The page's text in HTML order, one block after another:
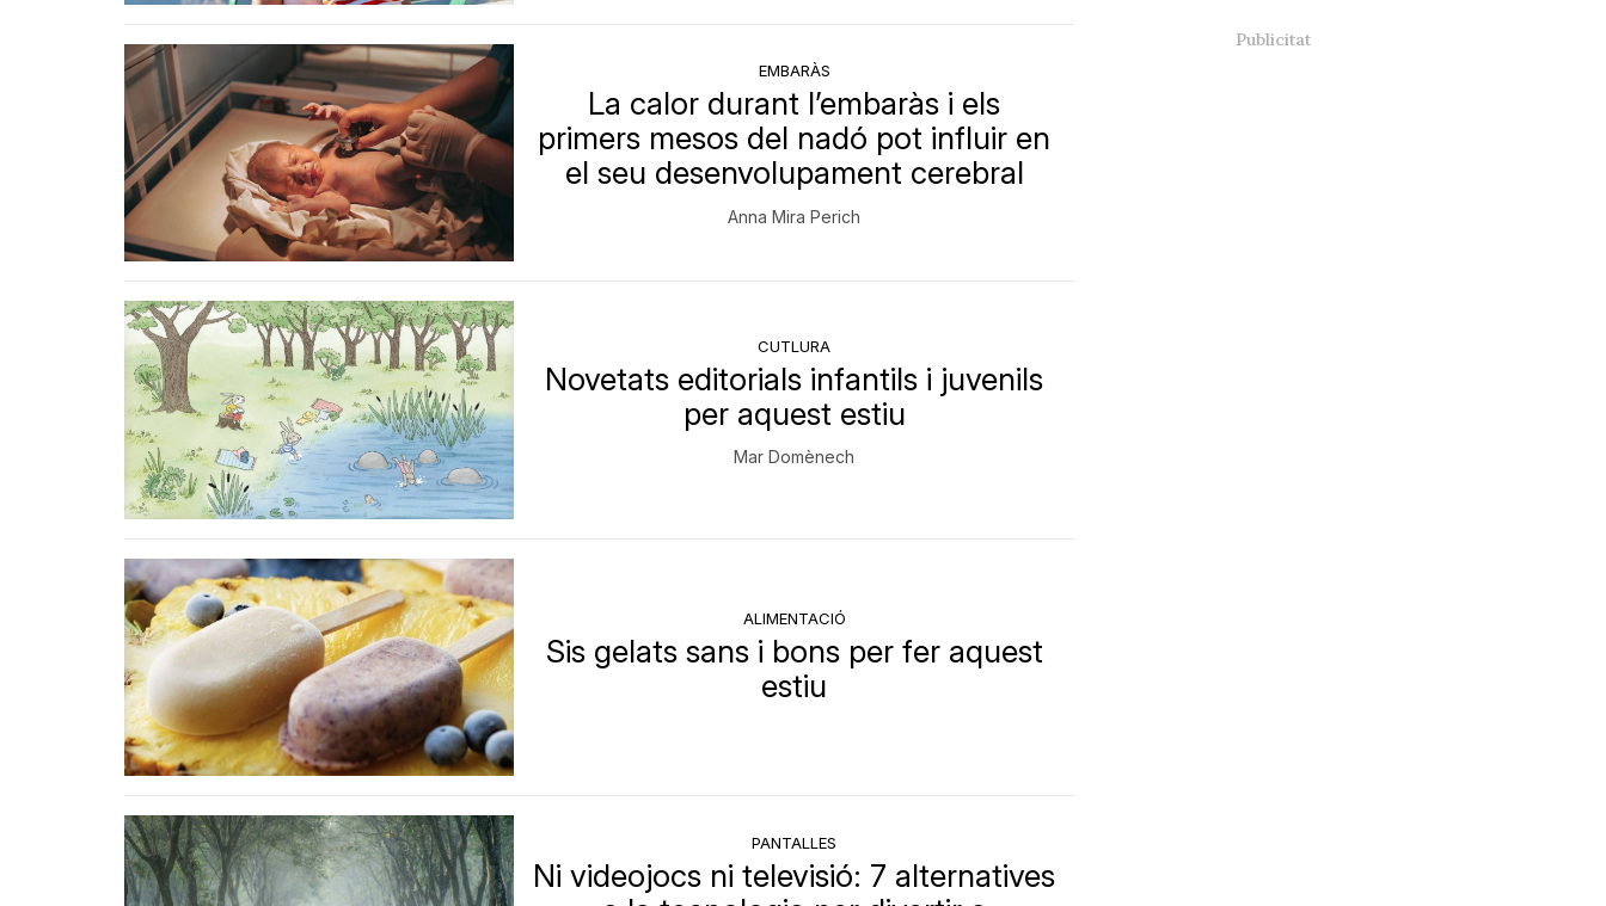
EMBARÀS
La calor durant l’embaràs i els
primers mesos del nadó pot influir en
el seu desenvolupament cerebral
Anna Mira Perich
CUTLURA
Novetats editorials infantils i juvenils
per aquest estiu
Mar Domènech
ALIMENTACIÓ
Sis gelats sans i bons per fer aquest
estiu
PANTALLES
Ni videojocs ni televisió: 7 alternatives